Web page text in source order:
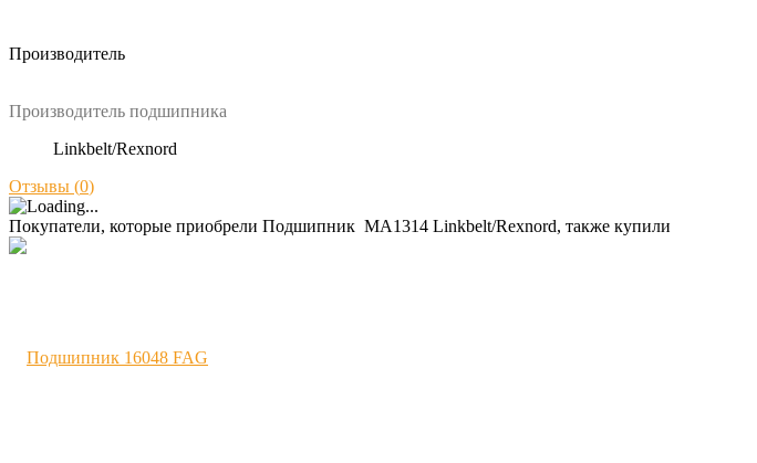
Производитель
Производитель подшипника
Linkbelt/Rexnord
Отзывы (0)
Покупатели, которые приобрели Подшипник MA1314 Linkbelt/Rexnord, также купили